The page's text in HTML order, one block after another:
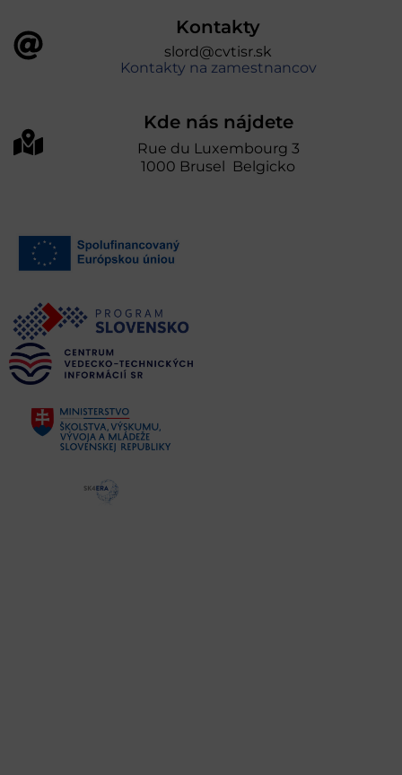
Kontakty
slord@cvtisr.sk
Kontakty na zamestnancov
Kde nás nájdete
Rue du Luxembourg 3
1000 Brusel Belgicko